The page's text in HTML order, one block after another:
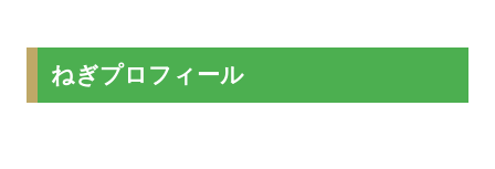
ねぎプロフィール